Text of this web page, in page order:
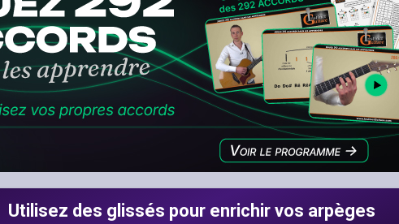
Utilisez des glissés pour enrichir vos arpèges